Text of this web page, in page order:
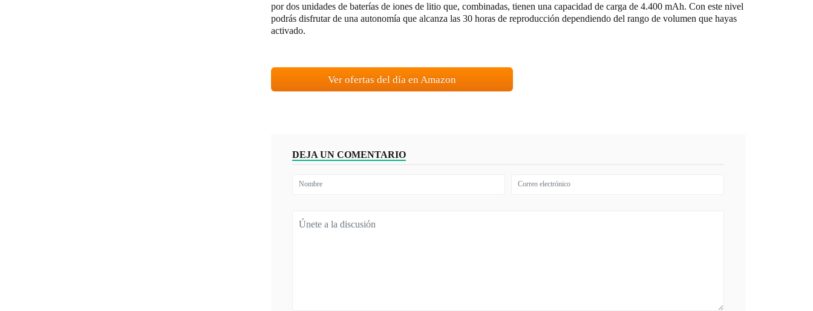
por dos unidades de baterías de iones de litio que, combinadas, tienen una capacidad de carga de 4.400 mAh. Con este nivel
podrás disfrutar de una autonomía que alcanza las 30 horas de reproducción dependiendo del rango de volumen que hayas
activado.
Ver ofertas del día en Amazon
DEJA UN COMENTARIO